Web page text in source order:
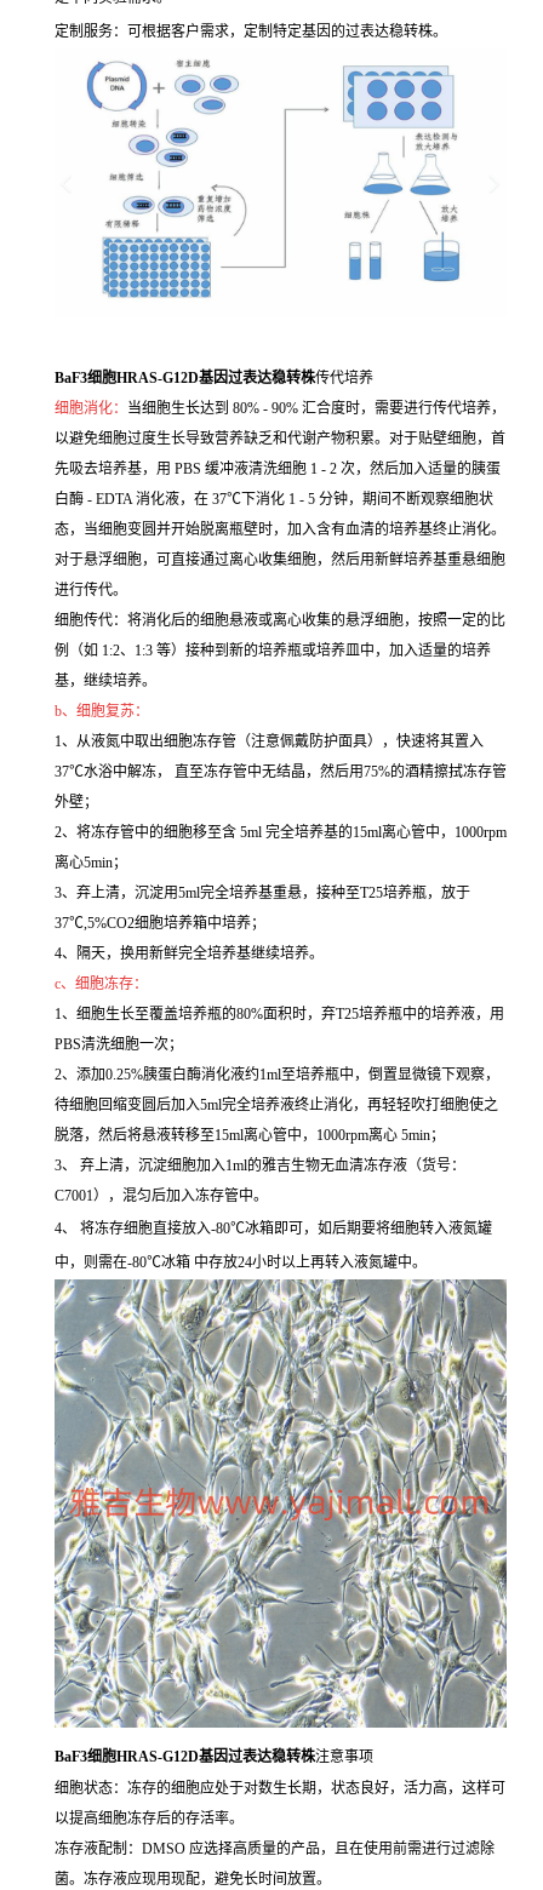
定制服务：可根据客户需求，定制特定基因的过表达稳转株。
BaF3细胞HRAS-G12D基因过表达稳转株传代培养
细胞消化： 当细胞生长达到 80% - 90% 汇合度时，需要进行传代培养，
以避免细胞过度生长导致营养缺乏和代谢产物积累。对于贴壁细胞，首
先吸去培养基，用 PBS 缓冲液清洗细胞 1 - 2 次，然后加入适量的胰蛋
白酶 - EDTA 消化液，在 37℃下消化 1 - 5 分钟，期间不断观察细胞状
态，当细胞变圆并开始脱离瓶壁时，加入含有血清的培养基终止消化。
对于悬浮细胞，可直接通过离心收集细胞，然后用新鲜培养基重悬细胞
进行传代。
细胞传代：将消化后的细胞悬液或离心收集的悬浮细胞，按照一定的比
例（如 1:2、1:3 等）接种到新的培养瓶或培养皿中，加入适量的培养
基，继续培养。
b、细胞复苏：
1、从液氮中取出细胞冻存管（注意佩戴防护面具），快速将其置入
37℃水浴中解冻， 直至冻存管中无结晶，然后用75%的酒精擦拭冻存管
外壁；
2、将冻存管中的细胞移至含 5ml 完全培养基的15ml离心管中，1000rpm
离心5min；
3、弃上清，沉淀用5ml完全培养基重悬，接种至T25培养瓶，放于
37℃,5%CO2细胞培养箱中培养；
4、隔天，换用新鲜完全培养基继续培养。
c、细胞冻存：
1、细胞生长至覆盖培养瓶的80%面积时，弃T25培养瓶中的培养液，用
PBS清洗细胞一次；
2、添加0.25%胰蛋白酶消化液约1ml至培养瓶中，倒置显微镜下观察，
待细胞回缩变圆后加入5ml完全培养液终止消化，再轻轻吹打细胞使之
脱落，然后将悬液转移至15ml离心管中，1000rpm离心 5min；
3、 弃上清，沉淀细胞加入1ml的雅吉生物无血清冻存液（货号：
C7001），混匀后加入冻存管中。
4、 将冻存细胞直接放入-80℃冰箱即可，如后期要将细胞转入液氮罐
中，则需在-80℃冰箱 中存放24小时以上再转入液氮罐中。
BaF3细胞HRAS-G12D基因过表达稳转株注意事项
细胞状态：冻存的细胞应处于对数生长期，状态良好，活力高，这样可
以提高细胞冻存后的存活率。
冻存液配制：DMSO 应选择高质量的产品，且在使用前需进行过滤除
菌。冻存液应现用现配，避免长时间放置。